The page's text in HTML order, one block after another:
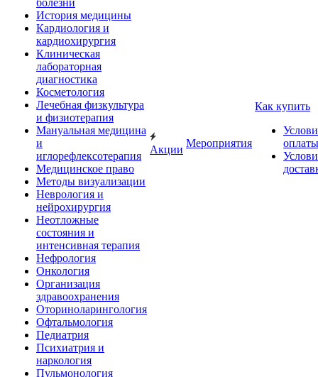
болезни
История медицины
Кардиология и
кардиохирургия
Клиническая
лабораторная
диагностика
Косметология
Лечебная физкультура
и физиотерапия
Мануальная медицина
и
иглорефлексотерапия
Медицинское право
Методы визуализации
Неврология и
нейрохирургия
Неотложные
состояния и
интенсивная терапия
Нефрология
Онкология
Организация
здравоохранения
Оториноларингология
Офтальмология
Педиатрия
Психиатрия и
наркология
Пульмонология
Акции
Мероприятия
Как купить
оплаты